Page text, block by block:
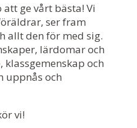
ge vårt bästa! Vi
ser fram
allt den för med sig.
lärdomar och
klassgemenskap och
uppnås och
vi!